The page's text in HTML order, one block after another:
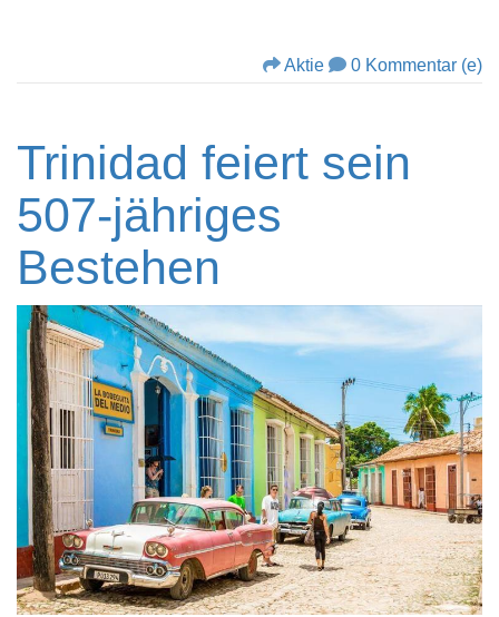
Aktie 0 Kommentar (e)
Trinidad feiert sein
507-jähriges
Bestehen